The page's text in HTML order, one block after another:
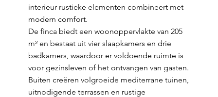
interieur rustieke elementen combineert met
modern comfort.
De finca biedt een woonoppervlakte van 205
m² en bestaat uit vier slaapkamers en drie
badkamers, waardoor er voldoende ruimte is
voor gezinsleven of het ontvangen van gasten.
Buiten creëren volgroeide mediterrane tuinen,
uitnodigende terrassen en rustige